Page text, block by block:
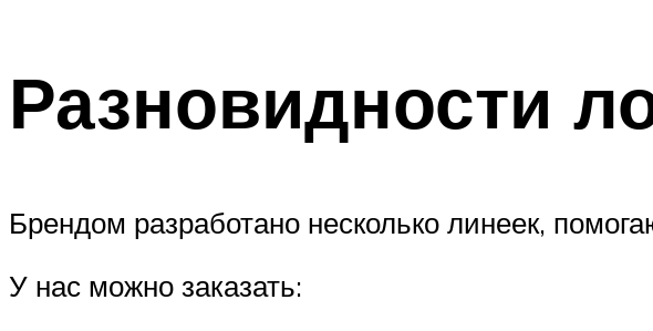
Разновидности
Брендом разработано несколько линеек,
У нас можно заказать: